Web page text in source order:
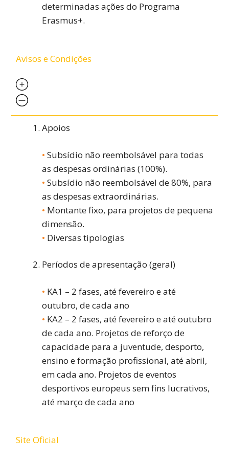
determinadas ações do Programa
Erasmus+.
Avisos e Condições
Apoios
Subsídio não reembolsável para todas
as despesas ordinárias (100%).
Subsídio não reembolsável de 80%, para
as despesas extraordinárias.
Montante fixo, para projetos de pequena
dimensão.
Diversas tipologias
Períodos de apresentação (geral)
KA1 – 2 fases, até fevereiro e até
outubro, de cada ano
KA2 – 2 fases, até fevereiro e até outubro
de cada ano. Projetos de reforço de
capacidade para a juventude, desporto,
ensino e formação profissional, até abril,
em cada ano. Projetos de eventos
desportivos europeus sem fins lucrativos,
até março de cada ano
Site Oficial